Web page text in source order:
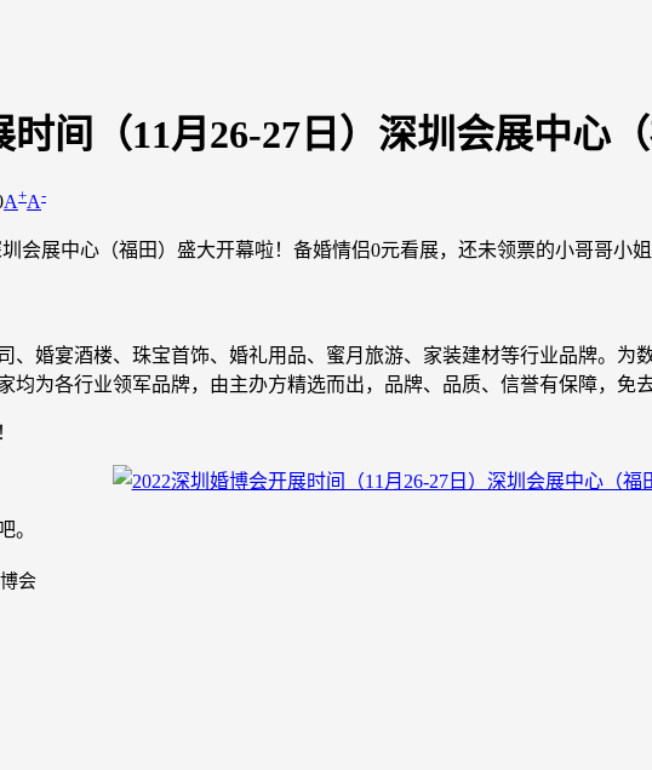
时间（11月26-27日）深圳会展中心
A+A-
圳会展中心（福田）盛大开幕啦！备婚情侣0元看展，还未领票的小哥哥小
、婚宴酒楼、珠宝首饰、婚礼用品、蜜月旅游、家装建材等行业品牌。
均为各行业领军品牌，由主办方精选而出，品牌、品质、信誉有保障，免
。
会